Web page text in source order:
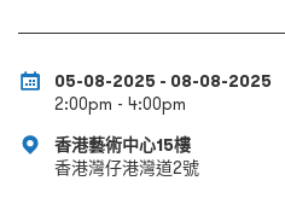
05-08-2025 - 08-08-2025
2:00pm - 4:00pm
香港藝術中心15樓
香港灣仔港灣道2號